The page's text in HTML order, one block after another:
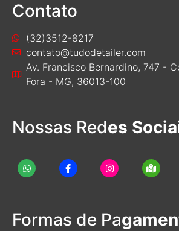
Contato
(32)3512-8217
contato@tudodetailer.com
Av. Francisco Bernardino, 747 -
Fora - MG, 36013-100
Nossas Redes
Formas de Pa